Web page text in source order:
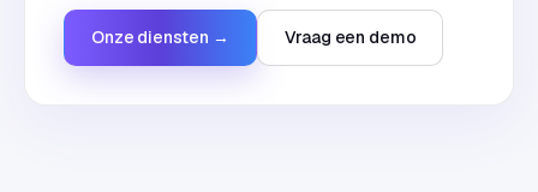
Onze diensten → Vraag een demo